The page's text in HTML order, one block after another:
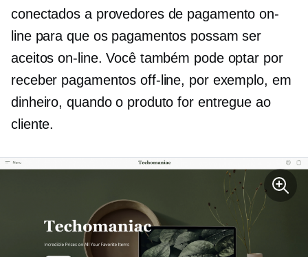
conectados a provedores de pagamento on-
line para que os pagamentos possam ser
aceitos on-line. Você também pode optar por
receber pagamentos off-line, por exemplo, em
dinheiro, quando o produto for entregue ao
cliente.